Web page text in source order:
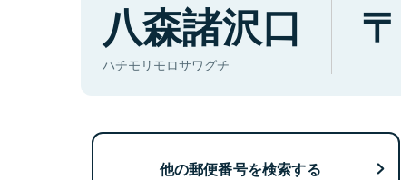
八森諸沢口
ハチモリモロサワグチ
他の郵便番号を検索する